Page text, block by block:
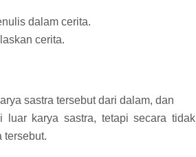
dalam cerita.
cerita.
sastra tersebut dari dalam, dan
luar karya sastra, tetapi secara tidak
tersebut.